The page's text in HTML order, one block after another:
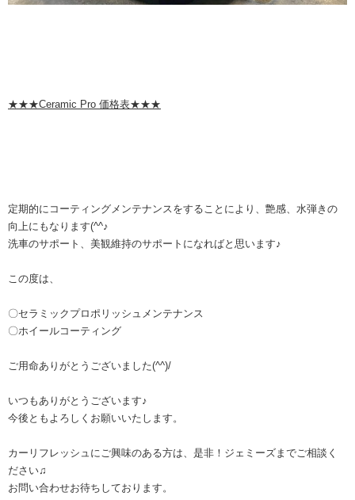
★★★Ceramic Pro 価格表★★★
定期的にコーティングメンテナンスをすることにより、艶感、水弾きの
向上にもなります(^^♪
洗車のサポート、美観維持のサポートになればと思います♪
この度は、
〇セラミックプロポリッシュメンテナンス
〇ホイールコーティング
ご用命ありがとうございました(^^)/
いつもありがとうございます♪
今後ともよろしくお願いいたします。
カーリフレッシュにご興味のある方は、是非！ジェミーズまでご相談く
ださい♫
お問い合わせお待ちしております。